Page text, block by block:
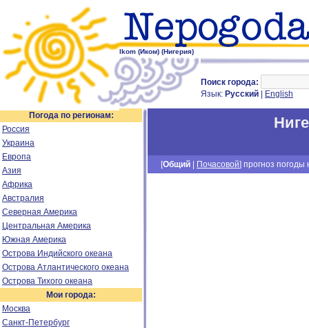
Ikom (Иком) (Нигерия)
Поиск города:
Язык: Русский English
Погода по регионам:
Россия
Украина
Европа
Азия
Африка
Австралия
Северная Америка
Центральная Америка
Южная Америка
Острова Индийского океана
Острова Атлантического океана
Острова Тихого океана
Мои города:
Москва
Санкт-Петербург
[Общий Почасовой] прогноз погоды